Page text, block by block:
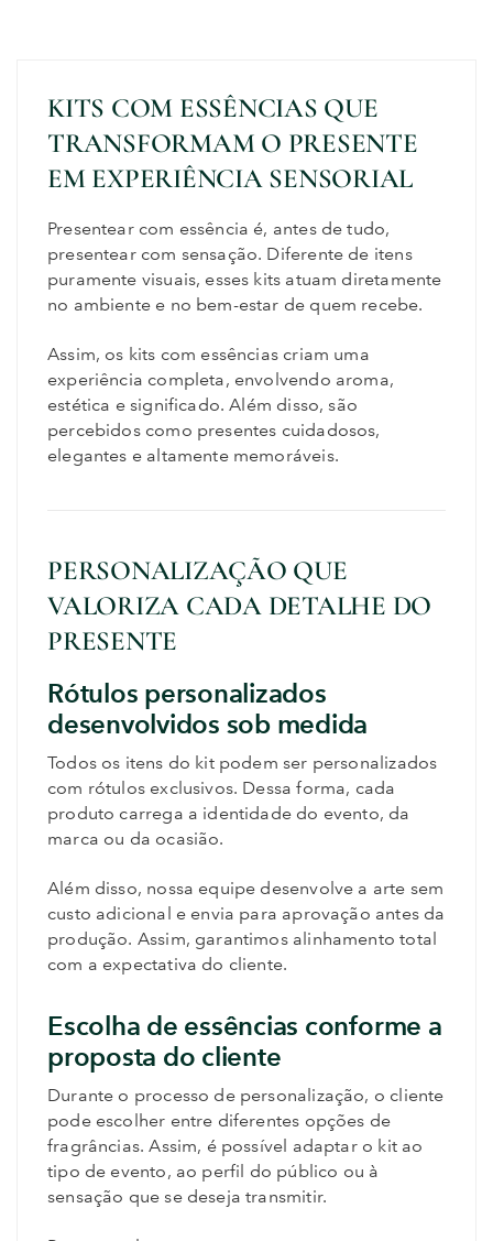
KITS COM ESSÊNCIAS QUE
TRANSFORMAM O PRESENTE
EM EXPERIÊNCIA SENSORIAL
Presentear com essência é, antes de tudo,
presentear com sensação. Diferente de itens
puramente visuais, esses kits atuam diretamente
no ambiente e no bem-estar de quem recebe.
Assim, os kits com essências criam uma
experiência completa, envolvendo aroma,
estética e significado. Além disso, são
percebidos como presentes cuidadosos,
elegantes e altamente memoráveis.
PERSONALIZAÇÃO QUE
VALORIZA CADA DETALHE DO
PRESENTE
Rótulos personalizados
desenvolvidos sob medida
Todos os itens do kit podem ser personalizados
com rótulos exclusivos. Dessa forma, cada
produto carrega a identidade do evento, da
marca ou da ocasião.
Além disso, nossa equipe desenvolve a arte sem
custo adicional e envia para aprovação antes da
produção. Assim, garantimos alinhamento total
com a expectativa do cliente.
Escolha de essências conforme a
proposta do cliente
Durante o processo de personalização, o cliente
pode escolher entre diferentes opções de
fragrâncias. Assim, é possível adaptar o kit ao
tipo de evento, ao perfil do público ou à
sensação que se deseja transmitir.